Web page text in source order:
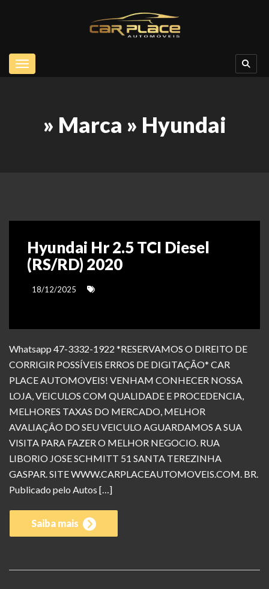
Toggle navigation
» Marca » Hyundai
Hyundai Hr 2.5 TCI Diesel
(RS/RD) 2020
18/12/2025
Whatsapp 47-3332-1922 *RESERVAMOS O DIREITO DE
CORRIGIR POSSÍVEIS ERROS DE DIGITAÇÃO* CAR
PLACE AUTOMOVEIS! VENHAM CONHECER NOSSA
LOJA, VEICULOS COM QUALIDADE E PROCEDENCIA,
MELHORES TAXAS DO MERCADO, MELHOR
AVALIAÇÂO DO SEU VEICULO AGUARDAMOS A SUA
VISITA PARA FAZER O MELHOR NEGOCIO. RUA
LIBORIO JOSE SCHMITT 51 SANTA TEREZINHA
GASPAR. SITE WWW.CARPLACEAUTOMOVEIS.COM. BR.
Publicado pelo Autos […]
Saiba mais